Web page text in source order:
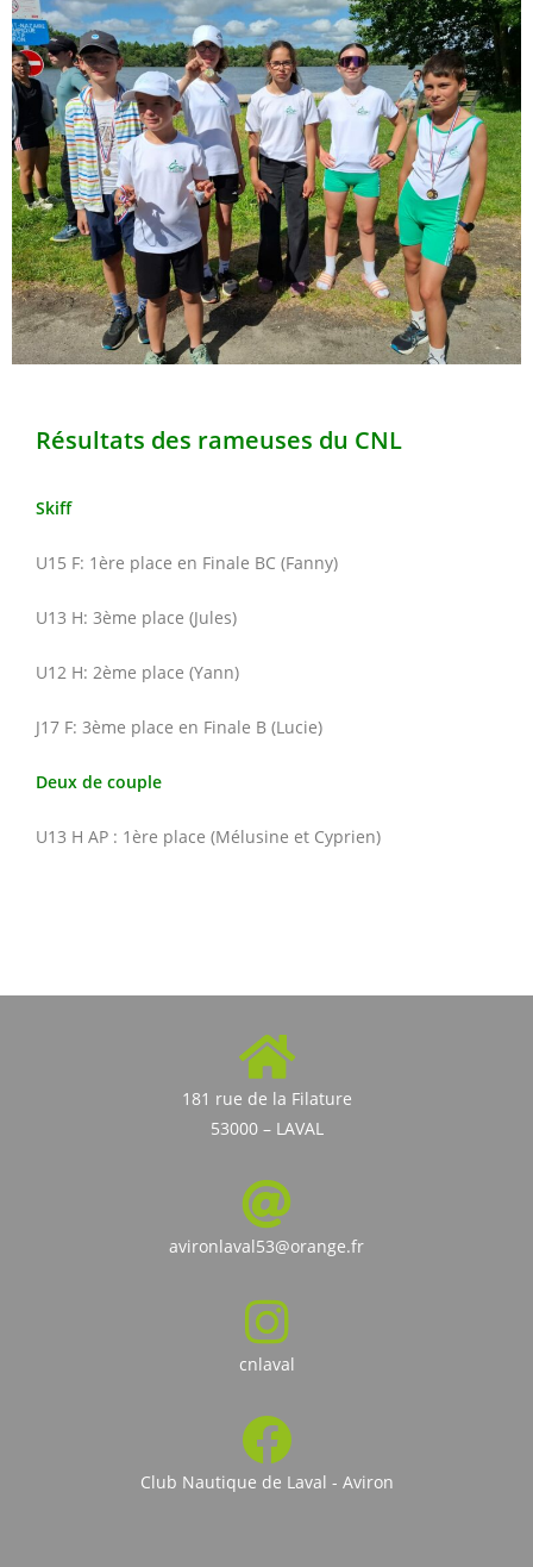
Résultats des rameuses du CNL
Skiff
U15 F: 1ère place en Finale BC (Fanny)
U13 H: 3ème place (Jules)
U12 H: 2ème place (Yann)
J17 F: 3ème place en Finale B (Lucie)
Deux de couple
U13 H AP : 1ère place (Mélusine et Cyprien)
181 rue de la Filature
53000 – LAVAL
avironlaval53@orange.fr
cnlaval
Club Nautique de Laval - Aviron